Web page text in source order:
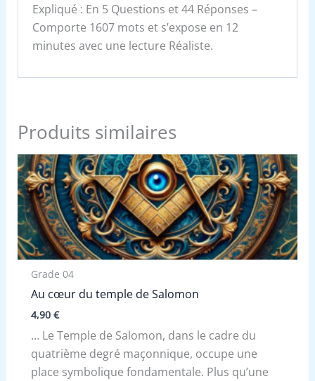
Expliqué : En 5 Questions et 44 Réponses –
Comporte 1607 mots et s’expose en 12
minutes avec une lecture Réaliste.
Produits similaires
Grade 04
Au cœur du temple de Salomon
4,90 €
… Le Temple de Salomon, dans le cadre du
quatrième degré maçonnique, occupe une
place symbolique fondamentale. Plus qu’une